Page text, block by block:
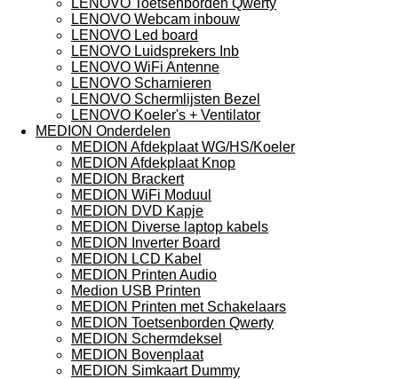
LENOVO Toetsenborden Qwerty
LENOVO Webcam inbouw
LENOVO Led board
LENOVO Luidsprekers Inb
LENOVO WiFi Antenne
LENOVO Scharnieren
LENOVO Schermlijsten Bezel
LENOVO Koeler's + Ventilator
MEDION Onderdelen
MEDION Afdekplaat WG/HS/Koeler
MEDION Afdekplaat Knop
MEDION Brackert
MEDION WiFi Moduul
MEDION DVD Kapje
MEDION Diverse laptop kabels
MEDION Inverter Board
MEDION LCD Kabel
MEDION Printen Audio
Medion USB Printen
MEDION Printen met Schakelaars
MEDION Toetsenborden Qwerty
MEDION Schermdeksel
MEDION Bovenplaat
MEDION Simkaart Dummy